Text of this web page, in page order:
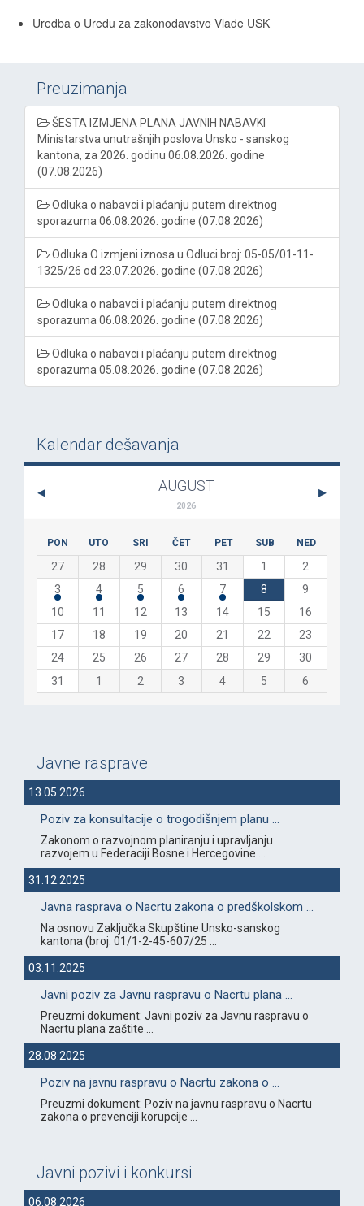
Uredba o Uredu za zakonodavstvo Vlade USK
Preuzimanja
ŠESTA IZMJENA PLANA JAVNIH NABAVKI
Ministarstva unutrašnjih poslova Unsko - sanskog
kantona, za 2026. godinu 06.08.2026. godine
(07.08.2026)
Odluka o nabavci i plaćanju putem direktnog
sporazuma 06.08.2026. godine (07.08.2026)
Odluka O izmjeni iznosa u Odluci broj: 05-05/01-11-
1325/26 od 23.07.2026. godine (07.08.2026)
Odluka o nabavci i plaćanju putem direktnog
sporazuma 06.08.2026. godine (07.08.2026)
Odluka o nabavci i plaćanju putem direktnog
sporazuma 05.08.2026. godine (07.08.2026)
Kalendar dešavanja
AUGUST
2026
PON UTO SRI ČET PET SUB NED
27 28 29 30 31 1
2
3
4 5 6 7 8
9
10
11 12 13 14 15
16
17
18 19 20 21 22
23
24
25 26 27 28 29
30
31
1 2 3 4 5 6
Javne rasprave
13.05.2026
Poziv za konsultacije o trogodišnjem planu ...
Zakonom o razvojnom planiranju i upravljanju
razvojem u Federaciji Bosne i Hercegovine ...
31.12.2025
Javna rasprava o Nacrtu zakona o predškolskom ...
Na osnovu Zaključka Skupštine Unsko-sanskog
kantona (broj: 01/1-2-45-607/25 ...
03.11.2025
Javni poziv za Javnu raspravu o Nacrtu plana ...
Preuzmi dokument: Javni poziv za Javnu raspravu o
Nacrtu plana zaštite ...
28.08.2025
Poziv na javnu raspravu o Nacrtu zakona o ...
Preuzmi dokument: Poziv na javnu raspravu o Nacrtu
zakona o prevenciji korupcije ...
Javni pozivi i konkursi
06.08.2026